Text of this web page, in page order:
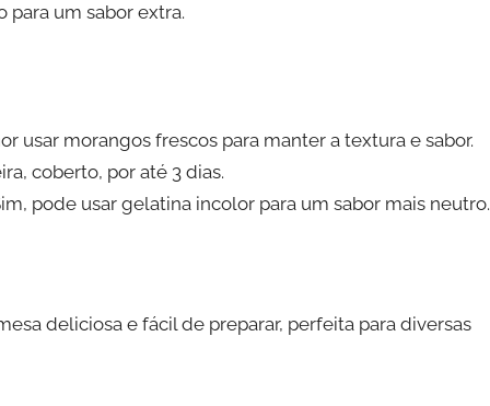
um sabor extra.
usar morangos frescos para manter a textura e sabor.
coberto, por até 3 dias.
pode usar gelatina incolor para um sabor mais neutro.
deliciosa e fácil de preparar, perfeita para diversas